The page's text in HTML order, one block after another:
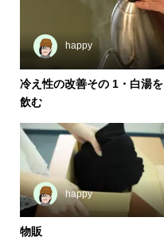
happy
冷え性の改善その 1・白湯を
飲む
happy
物販